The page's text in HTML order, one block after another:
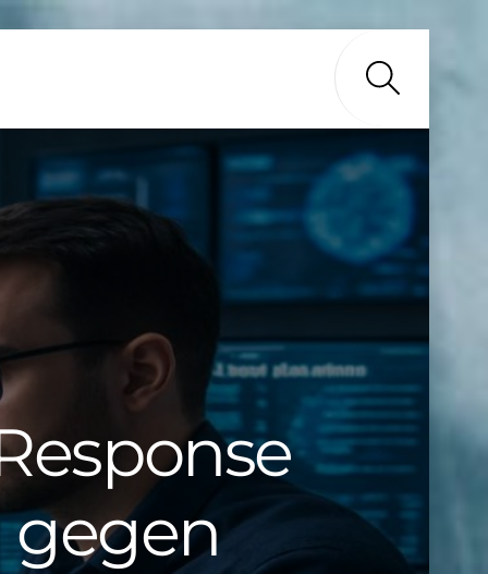
Search
gegen